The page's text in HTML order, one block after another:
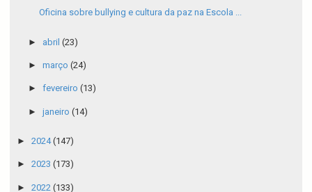
Oficina sobre bullying e cultura da paz na Escola ...
► abril (23)
► março (24)
► fevereiro (13)
► janeiro (14)
► 2024(147)
► 2023 (173)
► 2022 (133)